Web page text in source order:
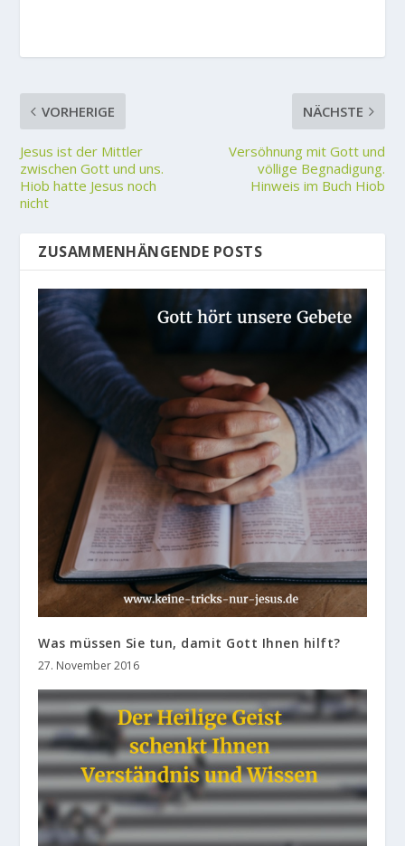
VORHERIGE
Jesus ist der Mittler
zwischen Gott und uns.
Hiob hatte Jesus noch
nicht
NÄCHSTE
Versöhnung mit Gott und
völlige Begnadigung.
Hinweis im Buch Hiob
ZUSAMMENHÄNGENDE POSTS
Was müssen Sie tun, damit Gott Ihnen hilft?
27. November 2016